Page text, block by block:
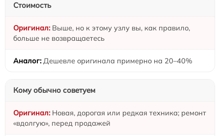
Стоимость
Выше, но к этому узлу вы, как правило,
больше не возвращаетесь
Дешевле оригинала примерно на 20–40%
Кому обычно советуем
Новая, дорогая или редкая техника; ремонт
«вдолгую», перед продажей